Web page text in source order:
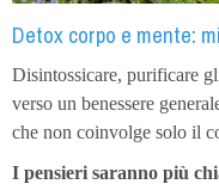
Detox corpo e mente:
Disintossicare, purificare
verso un benessere
che non coinvolge solo il
I pensieri saranno più